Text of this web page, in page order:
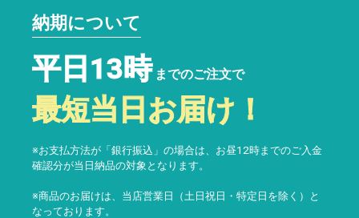
納期について
平日13時 までのご注文で
最短当日お届け！
※お支払方法が「銀行振込」の場合は、お昼12時までのご入金
確認分が当日納品の対象となります。
※商品のお届けは、当店営業日（土日祝日・特定日を除く）と
なっております。